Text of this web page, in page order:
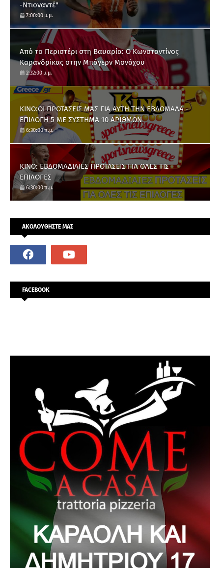
-Ντιοναντέ"
7:00:00 μ.μ.
Από το Περιστέρι στη Βαυαρία: O Κωνσταντίνος
Καρανδρίκας στην Μπάγερν Μονάχου
2:32:00 μ.μ.
ΚΙΝΟ:ΟΙ ΠΡΟΤΑΣΕΙΣ ΜΑΣ ΓΙΑ ΑΥΤΗ ΤΗΝ ΕΒΔΟΜΑΔΑ -
ΕΠΙΛΟΓΗ 5 ΜΕ ΣΥΣΤΗΜΑ 10 ΑΡΙΘΜΩΝ
6:30:00 π.μ.
ΚΙΝΟ: ΕΒΔΟΜΑΔΙΑΙΕΣ ΠΡΟΤΑΣΕΙΣ ΓΙΑ ΟΛΕΣ ΤΙΣ
ΕΠΙΛΟΓΕΣ
6:30:00 π.μ.
ΑΚΟΛΟΥΘΗΣΤΕ ΜΑΣ
FACEBOOK